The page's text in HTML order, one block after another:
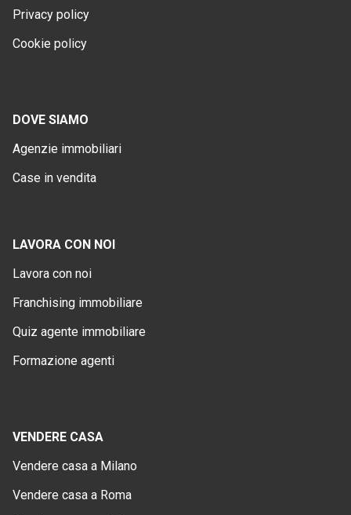
Privacy policy
Cookie policy
DOVE SIAMO
Agenzie immobiliari
Case in vendita
LAVORA CON NOI
Lavora con noi
Franchising immobiliare
Quiz agente immobiliare
Formazione agenti
VENDERE CASA
Vendere casa a Milano
Vendere casa a Roma